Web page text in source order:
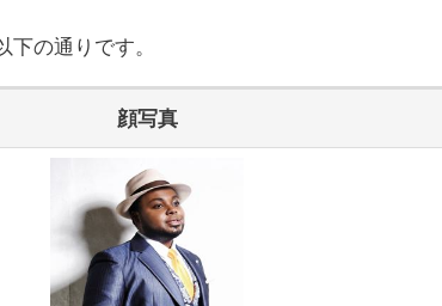
の通りです。
顔写真